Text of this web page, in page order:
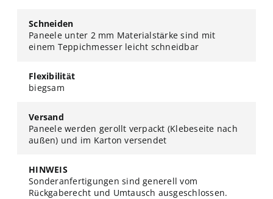
Schneiden
Paneele unter 2 mm Materialstärke sind mit
einem Teppichmesser leicht schneidbar
Flexibilität
biegsam
Versand
Paneele werden gerollt verpackt (Klebeseite nach
außen) und im Karton versendet
HINWEIS
Sonderanfertigungen sind generell vom
Rückgaberecht und Umtausch ausgeschlossen.